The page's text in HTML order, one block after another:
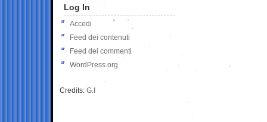
Log In
Accedi
Feed dei contenuti
Feed dei commenti
WordPress.org
Credits: G.I